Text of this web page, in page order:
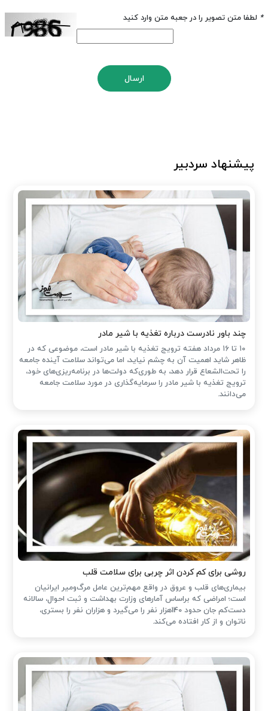
* لطفا متن تصویر را در جعبه متن وارد کنید
ارسال
پیشنهاد سردبیر
چند باور نادرست درباره تغذیه با شیر مادر
۱۰ تا ۱۶ مرداد هفته ترویج تغذیه با شیر مادر است، موضوعی که در
ظاهر شاید اهمیت آن به چشم نیاید، اما می‌تواند سلامت آینده جامعه
را تحت‌الشعاع قرار دهد، به طوری‌که دولت‌ها در برنامه‌ریزی‌های خود،
ترویج تغذیه با شیر مادر را سرمایه‌گذاری در مورد سلامت جامعه
می‌دانند.
روشی برای کم کردن اثر چربی برای سلامت قلب
بیماری‌های قلب و عروق در واقع مهم‌ترین عامل مرگ‌ومیر ایرانیان
است؛ امراضی که براساس آمارهای وزارت بهداشت و ثبت احوال، سالانه
دست‌کم جان حدود 140هزار نفر را می‌گیرد و هزاران نفر را بستری،
ناتوان و از کار افتاده می‌کند.